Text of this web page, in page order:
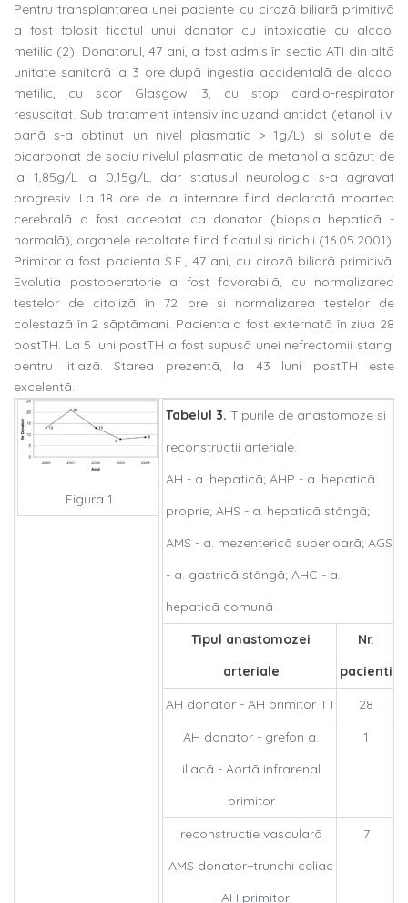
Pentru transplantarea unei paciente cu cirozã biliarã primitivã
a fost folosit ficatul unui donator cu intoxicatie cu alcool
metilic (2). Donatorul, 47 ani, a fost admis în sectia ATI din altã
unitate sanitarã la 3 ore dupã ingestia accidentalã de alcool
metilic, cu scor Glasgow 3, cu stop cardio-respirator
resuscitat. Sub tratament intensiv incluzand antidot (etanol i.v.
panã s-a obtinut un nivel plasmatic > 1g/L) si solutie de
bicarbonat de sodiu nivelul plasmatic de metanol a scãzut de
la 1,85g/L la 0,15g/L, dar statusul neurologic s-a agravat
progresiv. La 18 ore de la internare fiind declaratã moartea
cerebralã a fost acceptat ca donator (biopsia hepaticã -
normalã), organele recoltate fiind ficatul si rinichii (16.05.2001).
Primitor a fost pacienta S.E., 47 ani, cu cirozã biliarã primitivã.
Evolutia postoperatorie a fost favorabilã, cu normalizarea
testelor de citolizã în 72 ore si normalizarea testelor de
colestazã în 2 sãptãmani. Pacienta a fost externatã în ziua 28
postTH. La 5 luni postTH a fost supusã unei nefrectomii stangi
pentru litiazã. Starea prezentã, la 43 luni postTH este
excelentã.
Figura 1
Tabelul 3. Tipurile de anastomoze si
reconstructii arteriale.
AH - a. hepaticã; AHP - a. hepaticã
proprie; AHS - a. hepaticã stângã;
AMS - a. mezentericã superioarã; AGS
- a. gastricã stângã; AHC - a.
hepaticã comunã
Tipul anastomozei
arteriale
Nr.
pacienti
AH donator - AH primitor TT
28
AH donator - grefon a.
iliacã - Aortã infrarenal
primitor
1
reconstructie vascularã
AMS donator+trunchi celiac
- AH primitor
7